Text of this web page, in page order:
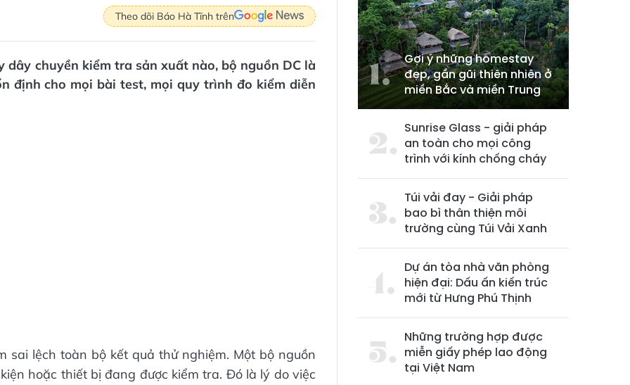
Theo dõi Báo Hà Tĩnh trên
chuyền kiểm tra sản xuất nào, bộ nguồn DC là
định cho mọi bài test, mọi quy trình đo kiểm diễn
sai lệch toàn bộ kết quả thử nghiệm. Một bộ nguồn
hoặc thiết bị đang được kiểm tra. Đó là lý do việc
Gợi ý những homestay
đẹp, gần gũi thiên nhiên ở
miền Bắc và miền Trung
Sunrise Glass - giải pháp
an toàn cho mọi công
trình với kính chống cháy
Túi vải đay - Giải pháp
bao bì thân thiện môi
trường cùng Túi Vải Xanh
Dự án tòa nhà văn phòng
hiện đại: Dấu ấn kiến trúc
mới từ Hưng Phú Thịnh
Những trường hợp được
miễn giấy phép lao động
tại Việt Nam